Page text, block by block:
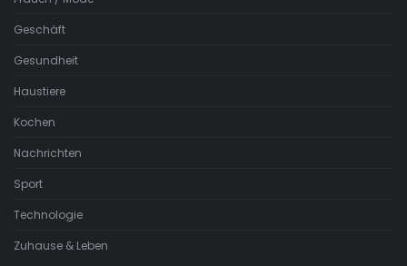
Geschäft
Gesundheit
Haustiere
Kochen
Nachrichten
Sport
Technologie
Zuhause & Leben